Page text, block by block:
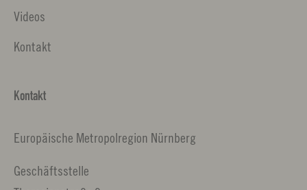
Videos
Kontakt
Kontakt
Europäische Metropolregion Nürnberg
Geschäftsstelle